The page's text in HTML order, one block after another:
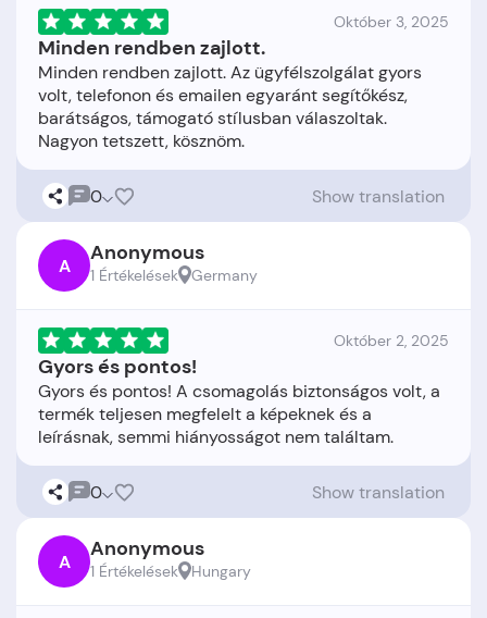
Október 3, 2025
Minden rendben zajlott.
Minden rendben zajlott. Az ügyfélszolgálat gyors
volt, telefonon és emailen egyaránt segítőkész,
barátságos, támogató stílusban válaszoltak.
0 Show translation
A Anonymous
1 Értékelések Germany
Október 2, 2025
Gyors és pontos!
Gyors és pontos! A csomagolás biztonságos volt, a
termék teljesen megfelelt a képeknek és a
0 Show translation
A Anonymous
1 Értékelések Hungary